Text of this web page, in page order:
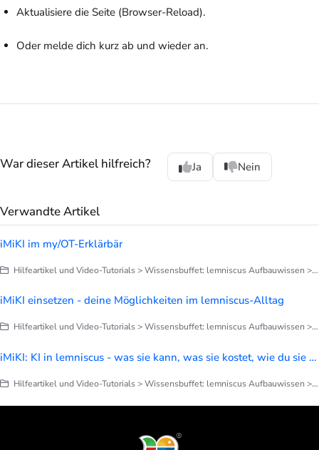
Aktualisiere die Seite (Browser-Reload).
Oder melde dich kurz ab und wieder an.
War dieser Artikel hilfreich? Ja Nein
Verwandte Artikel
iMiKI im my/OT-Erklärbär
Hilfeartikel und Video-Tutorials > Wissensbuffet: lemniscus Aufbauwissen > iMiKI
iMiKI einsetzen - deine Möglichkeiten im lemniscus-Alltag
Hilfeartikel und Video-Tutorials > Wissensbuffet: lemniscus Aufbauwissen > iMiKI
iMiKI: KI in lemniscus - was sie kann, was sie kostet, wie du sie nutzt
Hilfeartikel und Video-Tutorials > Wissensbuffet: lemniscus Aufbauwissen > iMiKI